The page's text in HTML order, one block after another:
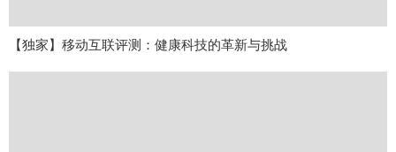
【独家】移动互联评测：健康科技的革新与挑战